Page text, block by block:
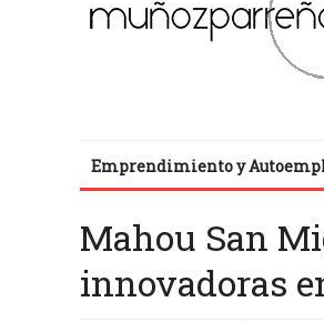
Emprendimiento y
Mahou San
innovadoras